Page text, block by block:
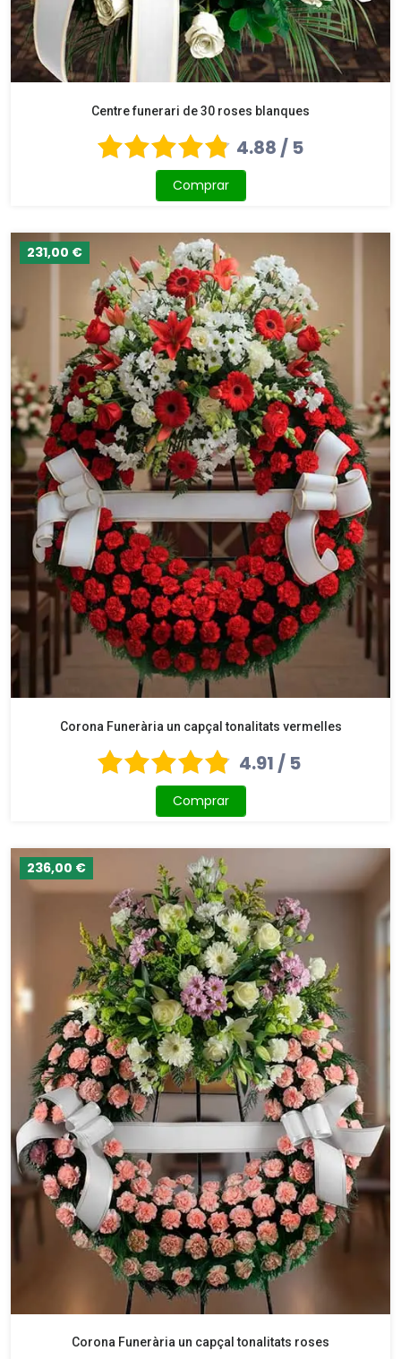
Centre funerari de 30 roses blanques
4.88 / 5
Comprar
231,00 €
Corona Funerària un capçal tonalitats vermelles
4.91 / 5
Comprar
236,00 €
Corona Funerària un capçal tonalitats roses